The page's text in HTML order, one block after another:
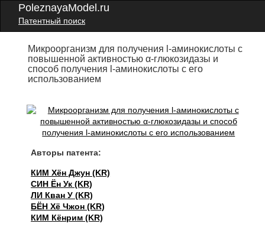
PoleznayaModel.ru
Патентный поиск
Микроорганизм для получения l-аминокислоты с
повышенной активностью α-глюкозидазы и
способ получения l-аминокислоты с его
использованием
Авторы патента:
КИМ Хён Джун (KR)
СИН Ён Ук (KR)
ЛИ Кван У (KR)
БЁН Хё Чжон (KR)
КИМ Кёнрим (KR)